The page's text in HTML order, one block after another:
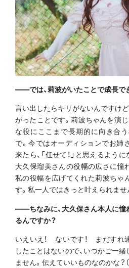
――では、莉波がいたことで成長で
言い出したらキリがないんですけ
がったことです。莉波ちゃんを演
な役にここまで長期的に向き合
で。今ではオーディションでお姉
来たら、「任せて！」と思えるよう
大久保瑠美さんの役幅の広さに
私の役幅を広げてくれた莉波ちゃ
す。私一人ではきっと叶えられませ
――ちなみに、大久保さん本人に憧
るんですか？
いえいえ！ ないです！ まだすれ
したことはないので、いつかご一
ません。伝えていいものなのかな？（